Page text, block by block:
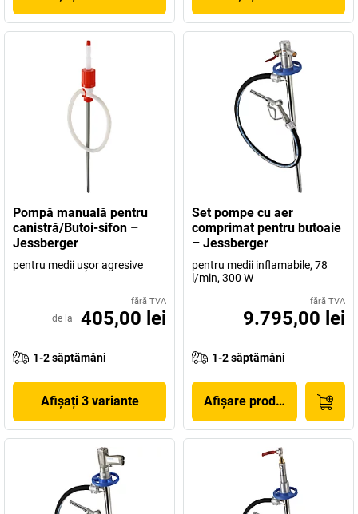
Pompă manuală pentru
canistră/Butoi-sifon –
Jessberger
pentru medii uşor agresive
fără TVA
de la 405,00 lei
1-2 săptămâni
Afișați 3 variante
Set pompe cu aer
comprimat pentru butoaie
– Jessberger
pentru medii inflamabile, 78
l/min, 300 W
fără TVA
9.795,00 lei
1-2 săptămâni
Afișare produs